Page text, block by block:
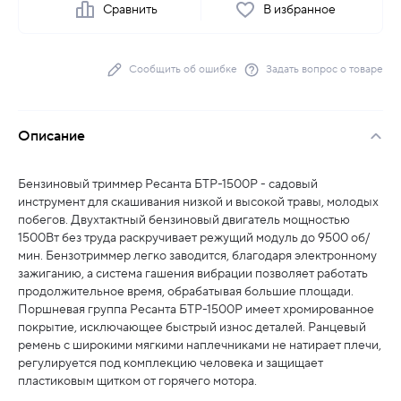
Сравнить В избранное
Сообщить об ошибке Задать вопрос о товаре
Описание
Бензиновый триммер Ресанта БТР-1500Р - садовый
инструмент для скашивания низкой и высокой травы, молодых
побегов. Двухтактный бензиновый двигатель мощностью
1500Вт без труда раскручивает режущий модуль до 9500 об/
мин. Бензотриммер легко заводится, благодаря электронному
зажиганию, а система гашения вибрации позволяет работать
продолжительное время, обрабатывая большие площади.
Поршневая группа Ресанта БТР-1500Р имеет хромированное
покрытие, исключающее быстрый износ деталей. Ранцевый
ремень с широкими мягкими наплечниками не натирает плечи,
регулируется под комплекцию человека и защищает
пластиковым щитком от горячего мотора.